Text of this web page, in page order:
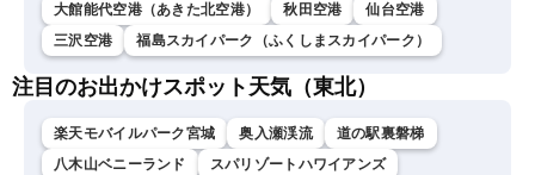
大館能代空港（あきた北空港）
秋田空港
仙台空港
三沢空港
福島スカイパーク（ふくしまスカイパーク）
注目のお出かけスポット天気（東北）
楽天モバイルパーク宮城 奥入瀬渓流
道の駅裏磐梯
八木山ベニーランド
スパリゾートハワイアンズ